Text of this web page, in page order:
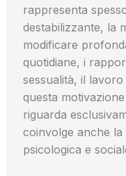
rappresenta
destabilizzante, la
modificare
quotidiane, i
sessualità, il
questa
riguarda
coinvolge anche la
psicologica e